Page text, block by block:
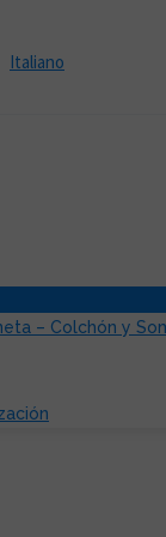
Italiano
– Colchón y